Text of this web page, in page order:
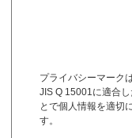
プライバシーマークは
JIS Q 15001に適合
とで個人情報を適切
す。